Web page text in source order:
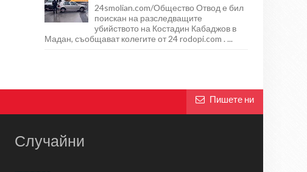
24smolian.com/Общество Отвод е бил
поискан на разследващите
убийството на Костадин Кабаджов в
Мадан, съобщават колегите от 24 rodopi.com . ...
Пишете ни
Случайни